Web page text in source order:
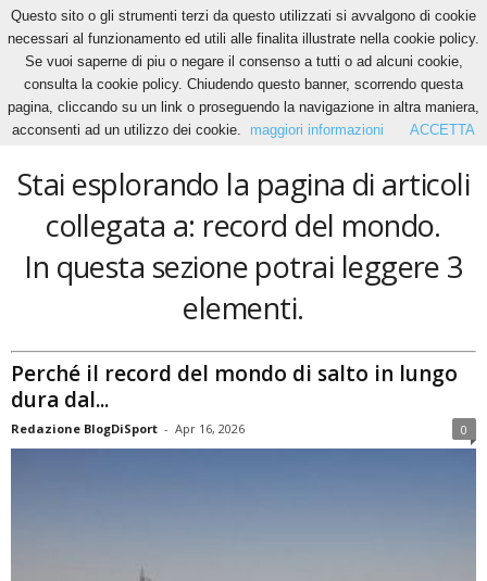
Home Tags Record del mondo
record del mondo
Stai esplorando la pagina di articoli
collegata a: record del mondo.
In questa sezione potrai leggere 3
elementi.
Perché il record del mondo di salto in lungo
dura dal...
Redazione BlogDiSport - Apr 16, 2026 0
Questo sito o gli strumenti terzi da questo utilizzati si avvalgono di cookie
necessari al funzionamento ed utili alle finalita illustrate nella cookie policy.
Se vuoi saperne di piu o negare il consenso a tutti o ad alcuni cookie,
consulta la cookie policy. Chiudendo questo banner, scorrendo questa
pagina, cliccando su un link o proseguendo la navigazione in altra maniera,
acconsenti ad un utilizzo dei cookie.
maggiori informazioni ACCETTA